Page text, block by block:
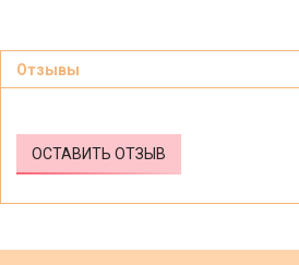
Отзывы
ОСТАВИТЬ ОТЗЫВ